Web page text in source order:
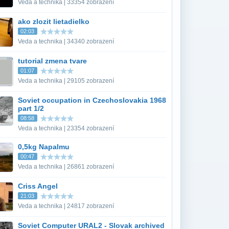
Veda a technika | 33354 zobrazení
ako zlozit lietadielko
02:03
Veda a technika | 34340 zobrazení
tutorial zmena tvare
01:07
Veda a technika | 29105 zobrazení
Soviet occupation in Czechoslovakia 1968
part 1/2
08:58
Veda a technika | 23354 zobrazení
0,5kg Napalmu
00:47
Veda a technika | 26861 zobrazení
Criss Angel
21:03
Veda a technika | 24817 zobrazení
Soviet Computer URAL2 - Slovak archived